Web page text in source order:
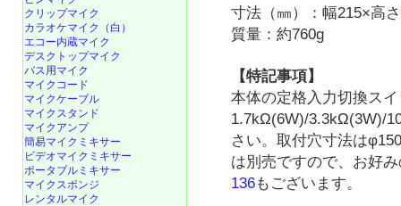
寸法（㎜）：幅215×高
質量：約760g
【特記事項】
本体の定格入力切換ス
1.7kΩ(6W)/3.3kΩ(3W)/
さい。取付穴寸法は
は別売ですので、お好
136もございます。
クリップマイク
カラオケマイク（白）
エコー内蔵マイク
デスクトップマイク
バス用マイク
マイクコード
マイクケーブル
マイクスタンド
マイクアンプ
簡易マイクミキサー
ビデオマイクミキサー
ポータブルミキサー
マイクスポンジ
レンタルマイク